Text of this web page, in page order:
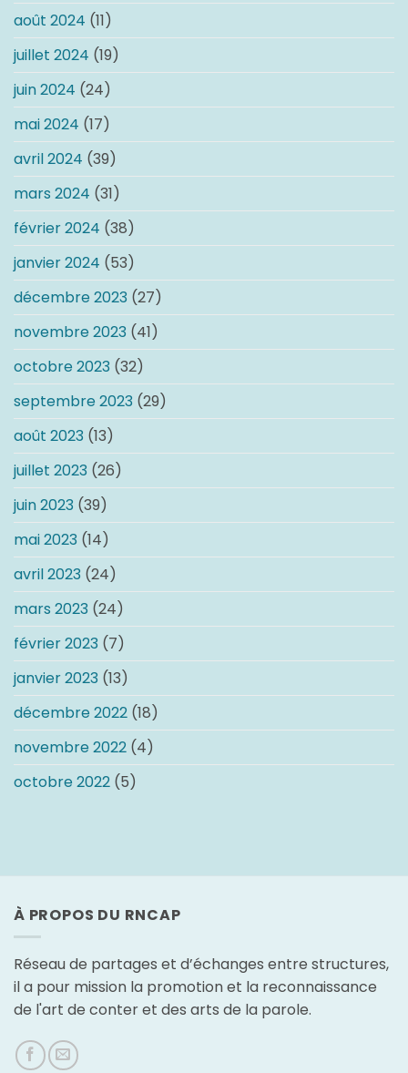
août 2024 (11)
juillet 2024 (19)
juin 2024 (24)
mai 2024 (17)
avril 2024 (39)
mars 2024 (31)
février 2024 (38)
janvier 2024 (53)
décembre 2023 (27)
novembre 2023 (41)
octobre 2023 (32)
septembre 2023 (29)
août 2023 (13)
juillet 2023 (26)
juin 2023 (39)
mai 2023 (14)
avril 2023 (24)
mars 2023 (24)
février 2023 (7)
janvier 2023 (13)
décembre 2022 (18)
novembre 2022 (4)
octobre 2022 (5)
À PROPOS DU RNCAP
Réseau de partages et d’échanges entre structures,
il a pour mission la promotion et la reconnaissance
de l'art de conter et des arts de la parole.